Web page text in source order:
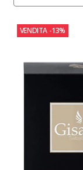
VENDITA -13%